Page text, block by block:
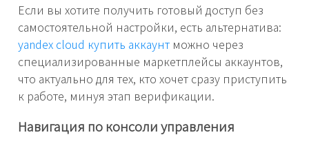
Если вы хотите получить готовый доступ без
самостоятельной настройки, есть альтернатива:
yandex cloud купить аккаунт можно через
специализированные маркетплейсы аккаунтов,
что актуально для тех, кто хочет сразу приступить
к работе, минуя этап верификации.
Навигация по консоли управления